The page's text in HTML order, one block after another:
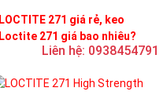
LOCTITE 271 giá rẻ, keo
Loctite 271 giá bao nhiêu?
Liên hệ: 0938454791